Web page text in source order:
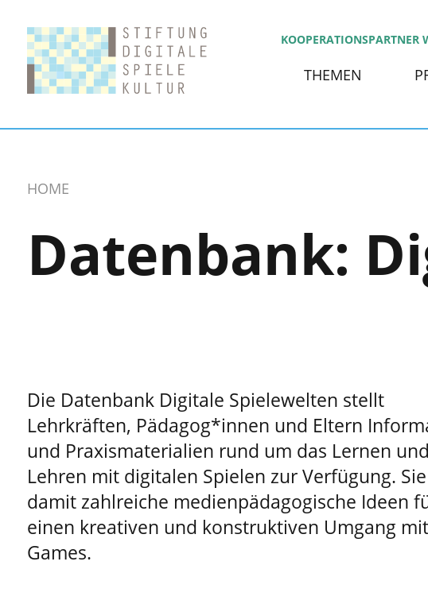
KOOPERATIONSPARTNER
THEMEN
HOME
Datenbank:
Die Datenbank Digitale Spielewelten stellt
Lehrkräften, Pädagog*innen und Eltern
und Praxismaterialien rund um das Lernen und
Lehren mit digitalen Spielen zur Verfügung.
damit zahlreiche medienpädagogische Ideen
einen kreativen und konstruktiven Umgang mit
Games.